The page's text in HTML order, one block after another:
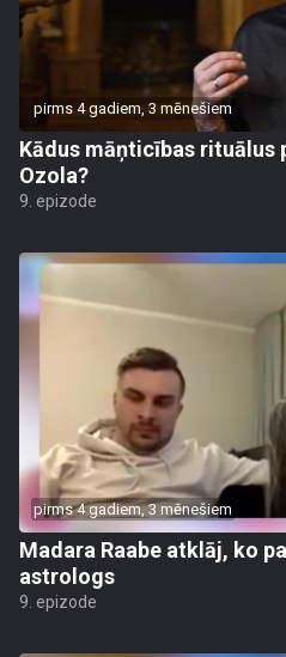
pirms 4 gadiem, 3 mēnešiem
Kādus māņticības rituālus
Ozola?
9. epizode
pirms 4 gadiem, 3 mēnešiem
Madara Raabe atklāj, ko
astrologs
9. epizode